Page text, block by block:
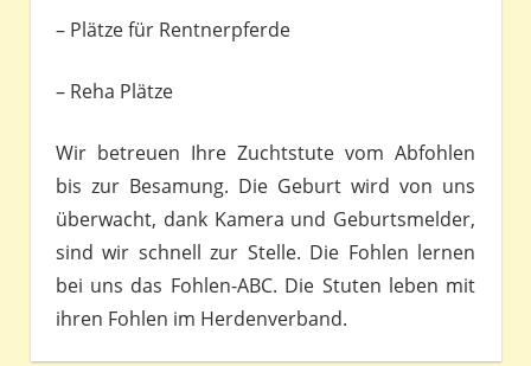
– Plätze für Rentnerpferde
– Reha Plätze
Wir betreuen Ihre Zuchtstute vom Abfohlen
bis zur Besamung. Die Geburt wird von uns
überwacht, dank Kamera und Geburtsmelder,
sind wir schnell zur Stelle. Die Fohlen lernen
bei uns das Fohlen-ABC. Die Stuten leben mit
ihren Fohlen im Herdenverband.